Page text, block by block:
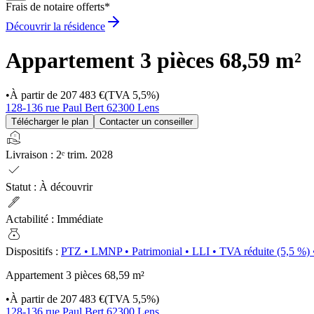
Frais de notaire offerts*
Découvrir la résidence
Appartement 3 pièces 68,59 m²
•À partir de 207 483 €(TVA 5,5%)
128-136 rue Paul Bert 62300 Lens
Télécharger le plan Contacter un conseiller
real_estate_agent
Livraison : 2ᵉ trim. 2028
check
Statut : À découvrir
ink_pen
Actabilité : Immédiate
money_bag
Dispositifs : PTZ • LMNP• Patrimonial • LLI • TVA réduite (5,5 %)
Appartement 3 pièces 68,59 m²
•À partir de 207 483 €(TVA 5,5%)
128-136 rue Paul Bert 62300 Lens